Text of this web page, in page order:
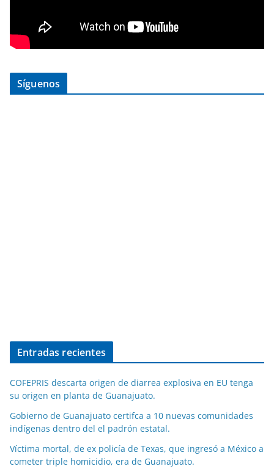
Síguenos
Entradas recientes
COFEPRIS descarta origen de diarrea explosiva en EU tenga
su origen en planta de Guanajuato.
Gobierno de Guanajuato certifca a 10 nuevas comunidades
indígenas dentro del el padrón estatal.
Víctima mortal, de ex policía de Texas, que ingresó a México a
cometer triple homicidio, era de Guanajuato.